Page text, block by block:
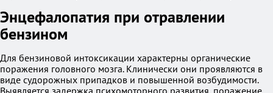
Энцефалопатия при отравлении
бензином
Для бензиновой интоксикации характерны органические
поражения головного мозга. Клинически они проявляются в
виде судорожных припадков и повышенной возбудимости.
Выявляется задержка психомоторного развития, поражение